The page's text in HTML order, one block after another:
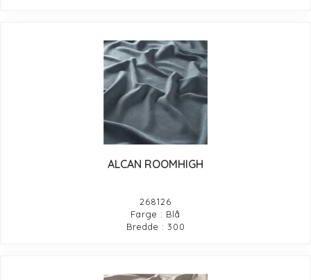
ALCAN ROOMHIGH
268126
Farge : Blå
Bredde : 300